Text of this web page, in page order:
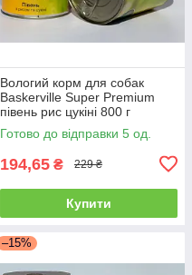
Вологий корм для собак
Baskerville Super Premium
півень рис цукіні 800 г
Готово до відправки 5 од.
194,65 ₴ 229 ₴
Купити
–15%